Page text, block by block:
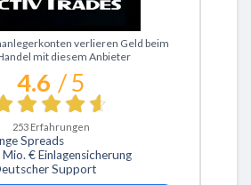
verlieren Geld beim
mit diesem Anbieter
4.6 / 5
253 Erfahrungen
Spreads
Mio. € Einlagensicherung
Support